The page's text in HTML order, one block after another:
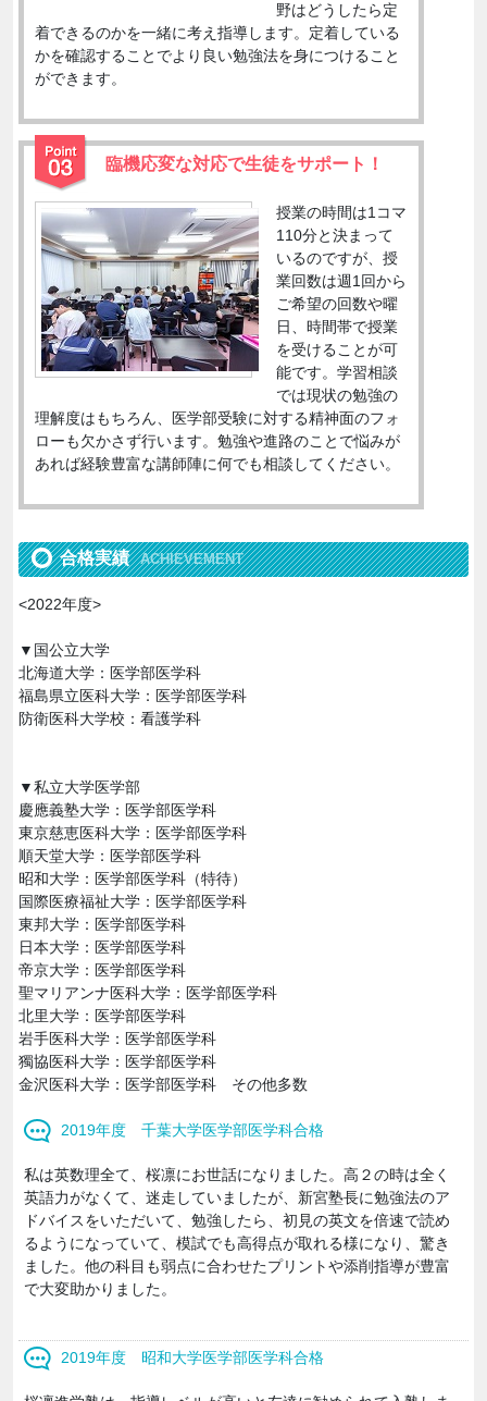
野はどうしたら定
着できるのかを一緒に考え指導します。定着している
かを確認することでより良い勉強法を身につけること
ができます。
臨機応変な対応で生徒をサポート！
授業の時間は1コマ
110分と決まって
いるのですが、授
業回数は週1回から
ご希望の回数や曜
日、時間帯で授業
を受けることが可
能です。学習相談
では現状の勉強の
理解度はもちろん、医学部受験に対する精神面のフォ
ローも欠かさず行います。勉強や進路のことで悩みが
あれば経験豊富な講師陣に何でも相談してください。
合格実績 ACHIEVEMENT
<2022年度>
▼国公立大学
北海道大学：医学部医学科
福島県立医科大学：医学部医学科
防衛医科大学校：看護学科
▼私立大学医学部
慶應義塾大学：医学部医学科
東京慈恵医科大学：医学部医学科
順天堂大学：医学部医学科
昭和大学：医学部医学科（特待）
国際医療福祉大学：医学部医学科
東邦大学：医学部医学科
日本大学：医学部医学科
帝京大学：医学部医学科
聖マリアンナ医科大学：医学部医学科
北里大学：医学部医学科
岩手医科大学：医学部医学科
獨協医科大学：医学部医学科
金沢医科大学：医学部医学科 その他多数
2019年度 千葉大学医学部医学科合格
私は英数理全て、桜凛にお世話になりました。高２の時は全く
英語力がなくて、迷走していましたが、新宮塾長に勉強法のア
ドバイスをいただいて、勉強したら、初見の英文を倍速で読め
るようになっていて、模試でも高得点が取れる様になり、驚き
ました。他の科目も弱点に合わせたプリントや添削指導が豊富
で大変助かりました。
2019年度 昭和大学医学部医学科合格